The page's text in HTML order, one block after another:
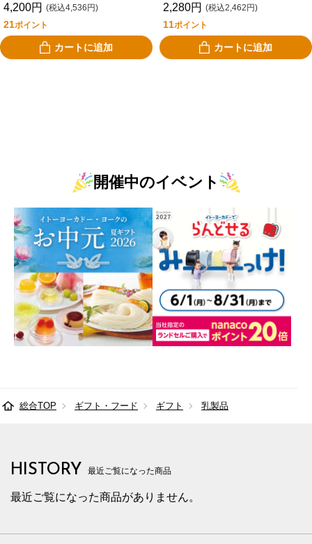
4,200円 (税込4,536円)
21ポイント
カートに追加
2,280円 (税込2,462円)
11ポイント
カートに追加
開催中のイベント
総合TOP ギフト・フード ギフト 乳製品
HISTORY 最近ご覧になった商品
最近ご覧になった商品がありません。